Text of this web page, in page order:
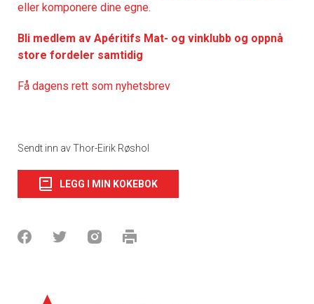
eller komponere dine egne.
Bli medlem av Apéritifs Mat- og vinklubb og oppnå
store fordeler samtidig
Få dagens rett som nyhetsbrev
Sendt inn av Thor-Eirik Røshol
LEGG I MIN KOKEBOK